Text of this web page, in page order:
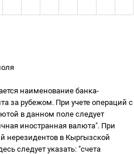
наименование банка-
за рубежом. При учете операций с
в данном поле следует
иностранная валюта". При
нерезидентов в Кыргызской
следует указать: "счета